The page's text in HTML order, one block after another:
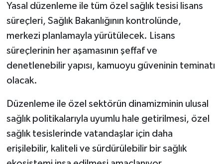
Yasal düzenleme ile tüm özel sağlık tesisi lisans
süreçleri, Sağlık Bakanlığının kontrolünde,
merkezi planlamayla yürütülecek. Lisans
süreçlerinin her aşamasının şeffaf ve
denetlenebilir yapısı, kamuoyu güveninin teminatı
olacak.
Düzenleme ile özel sektörün dinamizminin ulusal
sağlık politikalarıyla uyumlu hale getirilmesi, özel
sağlık tesislerinde vatandaşlar için daha
erişilebilir, kaliteli ve sürdürülebilir bir sağlık